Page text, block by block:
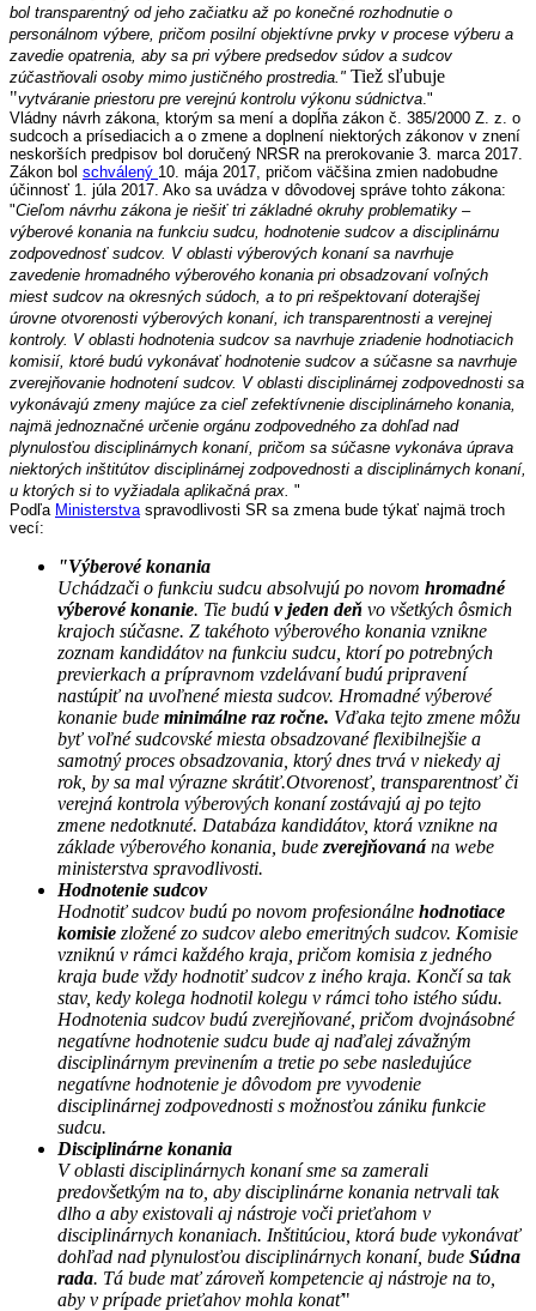
bol transparentný od jeho začiatku až po konečné rozhodnutie o
personálnom výbere, pričom posilní objektívne prvky v procese výberu a
zavedie opatrenia, aby sa pri výbere predsedov súdov a sudcov
zúčastňovali osoby mimo justičného prostredia." Tiež sľubuje
"vytváranie priestoru pre verejnú kontrolu výkonu súdnictva ."
Vládny návrh zákona, ktorým sa mení a dopĺňa zákon č. 385/2000 Z. z. o
sudcoch a prísediacich a o zmene a doplnení niektorých zákonov v znení
neskorších predpisov bol doručený NRSR na prerokovanie 3. marca 2017.
Zákon bol schválený 10. mája 2017, pričom väčšina zmien nadobudne
účinnosť 1. júla 2017. Ako sa uvádza v dôvodovej správe tohto zákona:
"Cieľom návrhu zákona je riešiť tri základné okruhy problematiky –
výberové konania na funkciu sudcu, hodnotenie sudcov a disciplinárnu
zodpovednosť sudcov. V oblasti výberových konaní sa navrhuje
zavedenie hromadného výberového konania pri obsadzovaní voľných
miest sudcov na okresných súdoch, a to pri rešpektovaní doterajšej
úrovne otvorenosti výberových konaní, ich transparentnosti a verejnej
kontroly. V oblasti hodnotenia sudcov sa navrhuje zriadenie hodnotiacich
komisií, ktoré budú vykonávať hodnotenie sudcov a súčasne sa navrhuje
zverejňovanie hodnotení sudcov. V oblasti disciplinárnej zodpovednosti sa
vykonávajú zmeny majúce za cieľ zefektívnenie disciplinárneho konania,
najmä jednoznačné určenie orgánu zodpovedného za dohľad nad
plynulosťou disciplinárnych konaní, pričom sa súčasne vykonáva úprava
niektorých inštitútov disciplinárnej zodpovednosti a disciplinárnych konaní,
u ktorých si to vyžiadala aplikačná prax. "
Podľa Ministerstva spravodlivosti SR sa zmena bude týkať najmä troch
vecí:
"Výberové konania
Uchádzači o funkciu sudcu absolvujú po novom hromadné
výberové konanie. Tie budú v jeden deň vo všetkých ôsmich
krajoch súčasne. Z takéhoto výberového konania vznikne
zoznam kandidátov na funkciu sudcu, ktorí po potrebných
previerkach a prípravnom vzdelávaní budú pripravení
nastúpiť na uvoľnené miesta sudcov. Hromadné výberové
konanie bude minimálne raz ročne. Vďaka tejto zmene môžu
byť voľné sudcovské miesta obsadzované flexibilnejšie a
samotný proces obsadzovania, ktorý dnes trvá v niekedy aj
rok, by sa mal výrazne skrátiť.Otvorenosť, transparentnosť či
verejná kontrola výberových konaní zostávajú aj po tejto
zmene nedotknuté. Databáza kandidátov, ktorá vznikne na
základe výberového konania, bude zverejňovaná na webe
ministerstva spravodlivosti.
Hodnotenie sudcov
Hodnotiť sudcov budú po novom profesionálne hodnotiace
komisie zložené zo sudcov alebo emeritných sudcov. Komisie
vzniknú v rámci každého kraja, pričom komisia z jedného
kraja bude vždy hodnotiť sudcov z iného kraja. Končí sa tak
stav, kedy kolega hodnotil kolegu v rámci toho istého súdu.
Hodnotenia sudcov budú zverejňované, pričom dvojnásobné
negatívne hodnotenie sudcu bude aj naďalej závažným
disciplinárnym previnením a tretie po sebe nasledujúce
negatívne hodnotenie je dôvodom pre vyvodenie
disciplinárnej zodpovednosti s možnosťou zániku funkcie
sudcu.
Disciplinárne konania
V oblasti disciplinárnych konaní sme sa zamerali
predovšetkým na to, aby disciplinárne konania netrvali tak
dlho a aby existovali aj nástroje voči prieťahom v
disciplinárnych konaniach. Inštitúciou, ktorá bude vykonávať
dohľad nad plynulosťou disciplinárnych konaní, bude Súdna
rada. Tá bude mať zároveň kompetencie aj nástroje na to,
aby v prípade prieťahov mohla konať"